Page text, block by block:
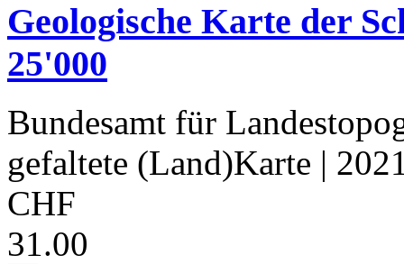
Geologische Karte der
25'000
Bundesamt für
gefaltete (Land)Karte |
CHF
31.00